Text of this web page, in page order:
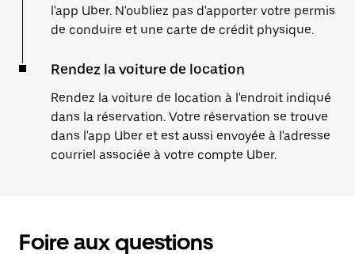
l'app Uber. N'oubliez pas d'apporter votre permis
de conduire et une carte de crédit physique.
Rendez la voiture de location
Rendez la voiture de location à l'endroit indiqué
dans la réservation. Votre réservation se trouve
dans l'app Uber et est aussi envoyée à l'adresse
courriel associée à votre compte Uber.
Foire aux questions